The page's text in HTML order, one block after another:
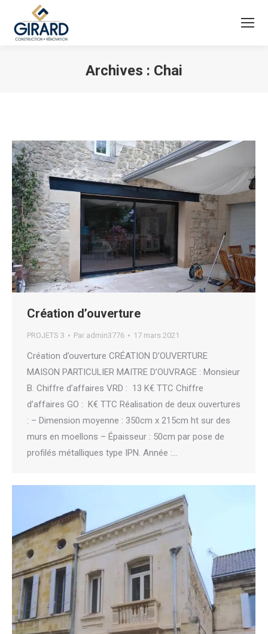
Archives : Chai
Création d’ouverture
PROJETS 3 Par admin3776 17 mars 2021
Création d’ouverture CRÉATION D’OUVERTURE
MAISON PARTICULIER MAITRE D’OUVRAGE : Monsieur
B. Chiffre d’affaires VRD : 13 K€ TTC Chiffre
d’affaires GO : K€ TTC Réalisation de deux ouvertures
: – Dimension moyenne : 350cm x 215cm ht sur des
murs en moellons – Épaisseur : 50cm par pose de
profilés métalliques type IPN. Année :…